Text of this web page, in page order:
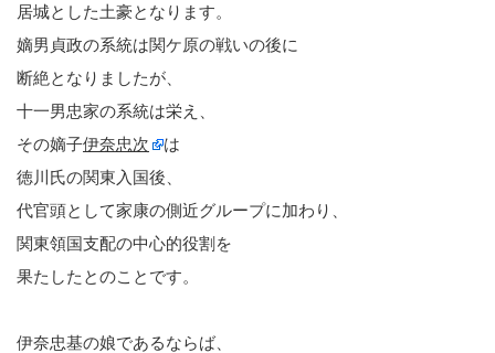
居城とした土豪となります。
嫡男貞政の系統は関ケ原の戦いの後に
断絶となりましたが、
十一男忠家の系統は栄え、
その嫡子伊奈忠次
は
徳川氏の関東入国後、
代官頭として家康の側近グループに加わり、
関東領国支配の中心的役割を
果たしたとのことです。
伊奈忠基の娘であるならば、